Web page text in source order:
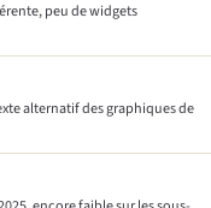
peu de widgets
alternatif des graphiques de